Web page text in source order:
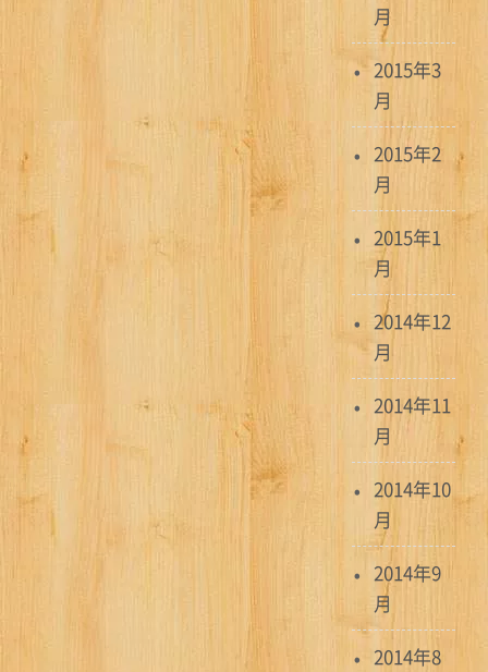
月
2015年3
月
2015年2
月
2015年1
月
2014年12
月
2014年11
月
2014年10
月
2014年9
月
2014年8